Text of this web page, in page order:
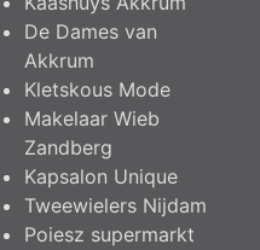
De Dames van
Akkrum
Kletskous Mode
Makelaar Wieb
Zandberg
Kapsalon Unique
Tweewielers Nijdam
Poiesz supermarkt